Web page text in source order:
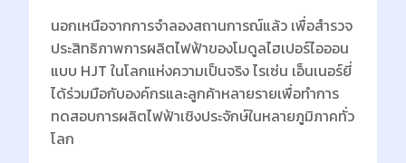
นอกเหนือจากการจำลองสถานการณ์แล้ว เพื่อสำรวจ
ประสิทธิภาพการผลิตไฟฟ้าของโมดูลไฮเปอร์ไอออน
แบบ HJT ในโลกแห่งความเป็นจริง ไรเซ่น เอ็นเนอร์ยี่
ได้ร่วมมือกับองค์กรและลูกค้าหลายรายเพื่อทำการ
ทดสอบการผลิตไฟฟ้าเชิงประจักษ์ในหลายภูมิภาคทั่ว
โลก